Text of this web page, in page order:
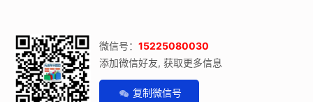
微信号： 15225080030
添加微信好友, 获取更多信息
复制微信号